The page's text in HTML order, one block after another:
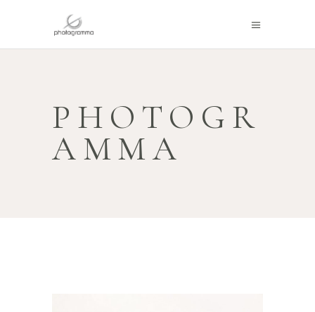
PHOTOGR
AMMA